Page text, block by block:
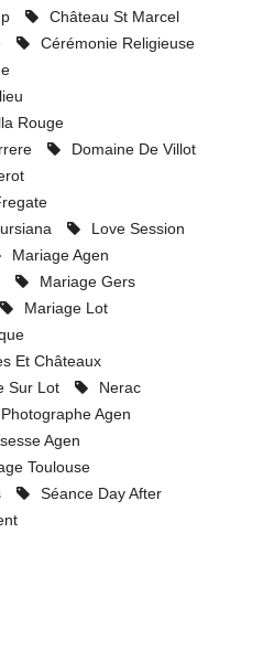
Château St Marcel
Cérémonie Religieuse
Rouge
Domaine De Villot
Love Session
Mariage Agen
Mariage Gers
Mariage Lot
Et Châteaux
Sur Lot
Nerac
Photographe Agen
Agen
Toulouse
Séance Day After